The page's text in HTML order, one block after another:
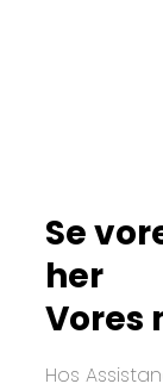
Se
her
Vores
Hos